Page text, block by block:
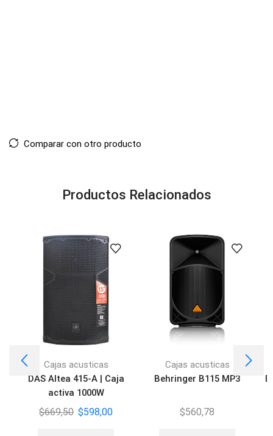
Comparar con otro producto
Productos Relacionados
Cajas acusticas
DAS Altea 415-A | Caja
activa 1000W
$669,50 $598,00
Cajas acusticas
Behringer B115 MP3
$560,78